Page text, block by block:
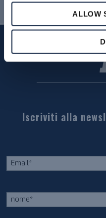
ALLOW
Iscriviti alla